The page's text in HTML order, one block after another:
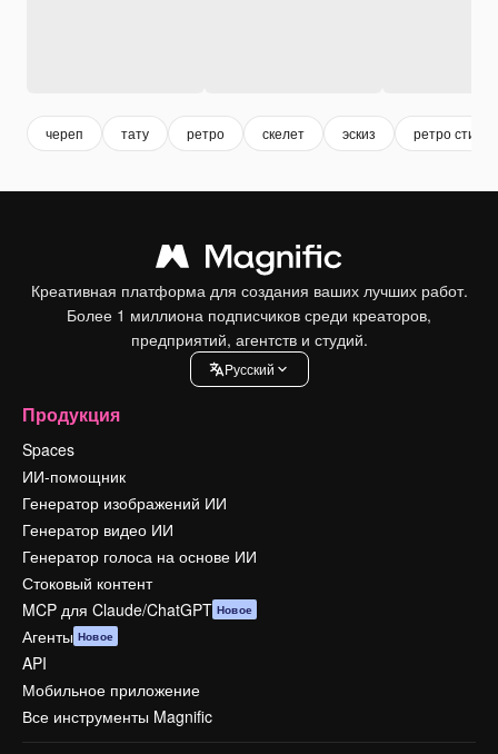
череп тату ретро скелет эскиз ретро стиль
Креативная платформа для создания ваших лучших работ.
Более 1 миллиона подписчиков среди креаторов,
предприятий, агентств и студий.
Pусский
Продукция
Spaces
ИИ-помощник
Генератор изображений ИИ
Генератор видео ИИ
Генератор голоса на основе ИИ
Стоковый контент
MCP для Claude/ChatGPT Новое
Агенты Новое
API
Мобильное приложение
Все инструменты Magnific